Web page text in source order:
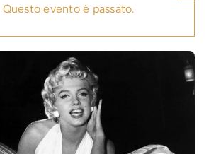
Questo evento è passato.